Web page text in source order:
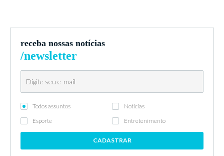
receba nossas notícias
/newsletter
Todos assuntos
Notícias
Esporte
Entretenimento
CADASTRAR